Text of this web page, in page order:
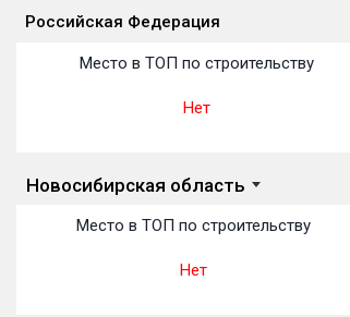
Российская Федерация
Место в ТОП по строительству
Нет
Новосибирская область
Место в ТОП по строительству
Нет